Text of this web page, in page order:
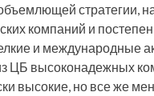
стратегии,
компаний и
и международные
ЦБ высоконадежных
высокие, но все же